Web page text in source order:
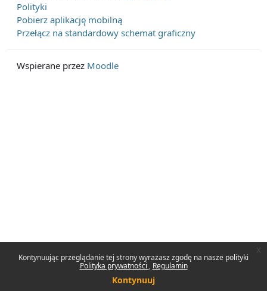
Kontynuując przeglądanie tej strony wyrażasz zgodę na nasze polityki
Polityka prywatności
Regulamin
Kontynuuj
Polityki
Pobierz aplikację mobilną
Przełącz na standardowy schemat graficzny
Wspierane przez Moodle